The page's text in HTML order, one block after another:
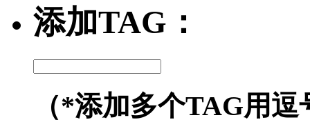
添加TAG：
（*添加多个TAG用